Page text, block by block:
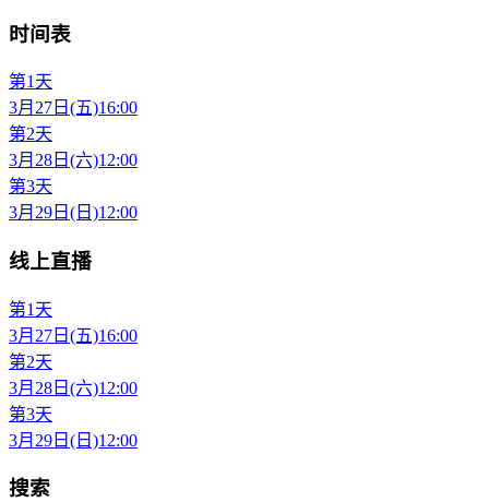
时间表
第1天
3月27日(五)16:00
第2天
3月28日(六)12:00
第3天
3月29日(日)12:00
线上直播
第1天
3月27日(五)16:00
第2天
3月28日(六)12:00
第3天
3月29日(日)12:00
搜索